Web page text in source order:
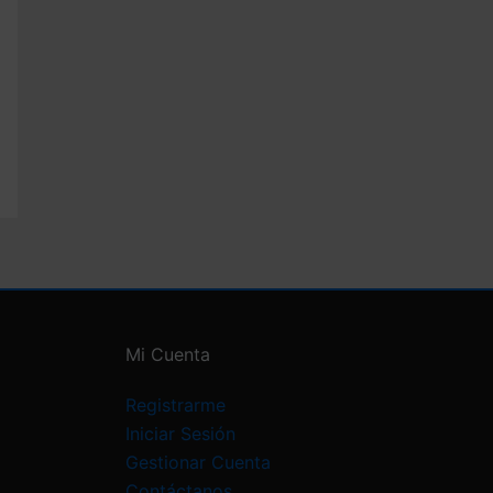
Mi Cuenta
Registrarme
Iniciar Sesión
Gestionar Cuenta